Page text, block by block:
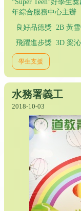
“Super Teen”好學生
年綜合服務中心主辦
良好品德獎 2B 黃
飛躍進步獎 3D 梁
學生支援
水務署義工
2018-10-03